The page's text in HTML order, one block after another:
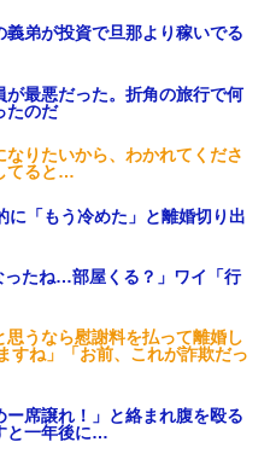
弟が投資で旦那より稼いでる
最悪だった。折角の旅行で何
たのだ
りたいから、わかれてくださ
てると…
に「もう冷めた」と離婚切り出
ったね…部屋くる？」ワイ「行
うなら慰謝料を払って離婚し
ね」「お前、これが詐欺だっ
席譲れ！」と絡まれ腹を殴る
と一年後に…